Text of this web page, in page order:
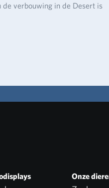
de verbouwing in de Desert is
Onze